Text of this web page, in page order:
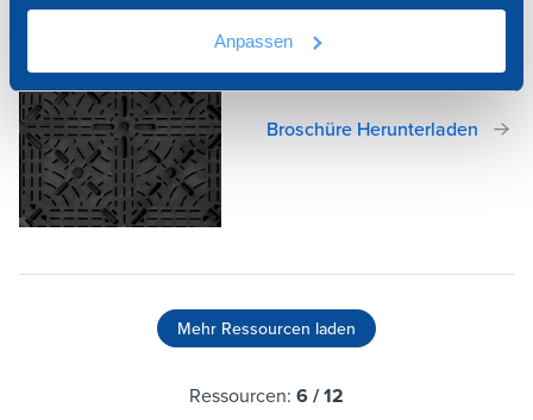
AnpassenRIALTO schwimmender
Bodenträger
Broschüre Herunterladen
Mehr Ressourcen laden
Ressourcen:6/12